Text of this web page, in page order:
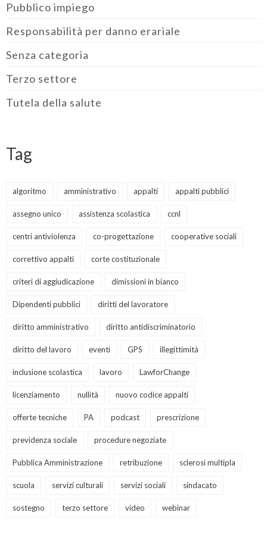
Pubblico impiego
Responsabilità per danno erariale
Senza categoria
Terzo settore
Tutela della salute
Tag
algoritmo amministrativo appalti appalti pubblici
assegno unico assistenza scolastica ccnl
centri antiviolenza co-progettazione cooperative sociali
correttivo appalti corte costituzionale
criteri di aggiudicazione dimissioni in bianco
Dipendenti pubblici diritti del lavoratore
diritto amministrativo diritto antidiscriminatorio
diritto del lavoro eventi GPS illegittimità
inclusione scolastica lavoro LawforChange
licenziamento nullità nuovo codice appalti
offerte tecniche PA podcast prescrizione
previdenza sociale procedure negoziate
Pubblica Amministrazione retribuzione sclerosi multipla
scuola servizi culturali servizi sociali sindacato
sostegno terzo settore video webinar